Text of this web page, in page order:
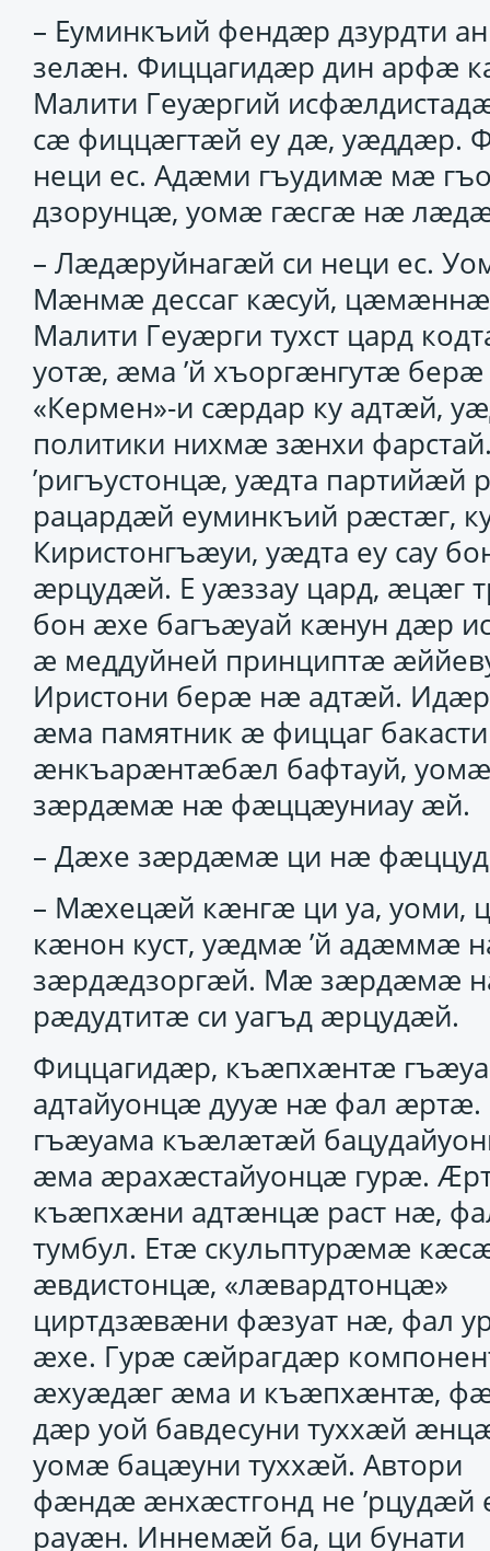
– Еуминкъий фендӕр дзурдти
зелӕн. Фиццагидӕр дин арфӕ
Малити Геуӕргий
сӕ фиццӕгтӕй еу дӕ, уӕддӕр.
неци ес. Адӕми гъудимӕ мӕ
дзорунцӕ, уомӕ гӕсгӕ нӕ
– Лӕдӕруйнагӕй си неци ес.
Мӕнмӕ дессаг кӕсуй,
Малити Геуӕрги тухст цард
уотӕ, ӕма ’й хъоргӕнгутӕ
«Кермен»-и сӕрдар ку адтӕй,
политики нихмӕ зӕнхи
’ригъустонцӕ, уӕдта
рацардӕй еуминкъий рӕстӕг,
Киристонгъӕуи, уӕдта еу сау
ӕрцудӕй. Е уӕззау цард, ӕцӕг
бон ӕхе багъӕуай кӕнун дӕр
ӕ меддуйней принциптӕ
Иристони берӕ нӕ адтӕй.
ӕма памятник ӕ фиццаг
ӕнкъарӕнтӕбӕл бафтауй,
зӕрдӕмӕ нӕ фӕццӕуниау ӕй.
– Дӕхе зӕрдӕмӕ ци нӕ
– Мӕхецӕй кӕнгӕ ци уа, уоми,
кӕнон куст, уӕдмӕ ’й адӕммӕ
зӕрдӕдзоргӕй. Мӕ зӕрдӕмӕ
рӕдудтитӕ си уагъд ӕрцудӕй.
Фиццагидӕр, къӕпхӕнтӕ
адтайуонцӕ дууӕ нӕ фал ӕртӕ.
гъӕуама къӕлӕтӕй
ӕма ӕрахӕстайуонцӕ гурӕ.
къӕпхӕни адтӕнцӕ раст нӕ,
тумбул. Етӕ скульптурӕмӕ
ӕвдистонцӕ, «лӕвардтонцӕ»
циртдзӕвӕни фӕзуат нӕ, фал
ӕхе. Гурӕ сӕйрагдӕр
ӕхуӕдӕг ӕма и къӕпхӕнтӕ,
дӕр уой бавдесуни туххӕй
уомӕ бацӕуни туххӕй. Автори
фӕндӕ ӕнхӕстгонд не ’рцудӕй
рауӕн. Иннемӕй ба, ци бунати